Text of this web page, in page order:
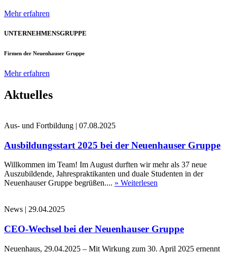
Mehr erfahren
UNTERNEHMENSGRUPPE
Firmen der Neuenhauser Gruppe
Mehr erfahren
Aktuelles
Aus- und Fortbildung | 07.08.2025
Ausbildungsstart 2025 bei der Neuenhauser Gruppe
Willkommen im Team! Im August durften wir mehr als 37 neue
Auszubildende, Jahrespraktikanten und duale Studenten in der
Neuenhauser Gruppe begrüßen.... » Weiterlesen
News | 29.04.2025
CEO-Wechsel bei der Neuenhauser Gruppe
Neuenhaus, 29.04.2025 – Mit Wirkung zum 30. April 2025 ernennt